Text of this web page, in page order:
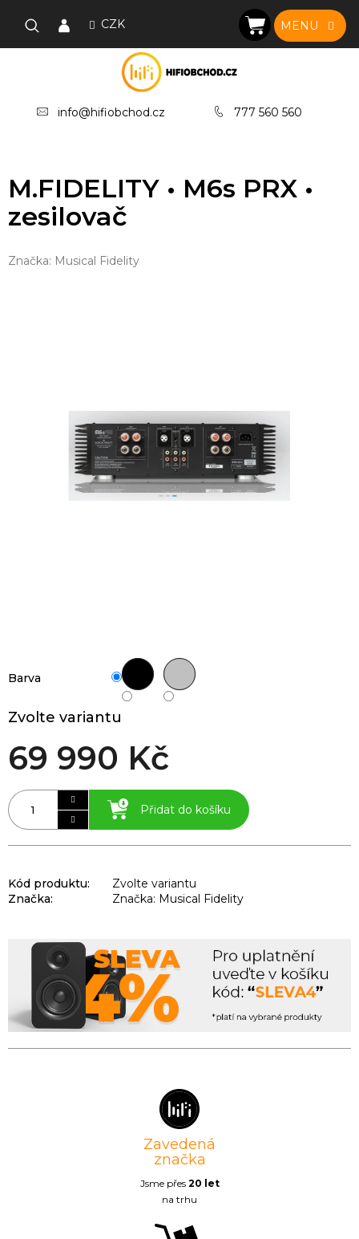
CZK
info@hifiobchod.cz 777 560 560
NÁKUPNÍ
KOŠÍK
M.FIDELITY • M6s PRX •
zesilovač
Značka: Musical Fidelity
Zvolte variantu
69 990 Kč
Přidat do košíku
Barva
Kód produktu:
Zvolte variantu
Značka:
Značka: Musical Fidelity
Zavedená
značka
Jsme přes 20 let
na trhu